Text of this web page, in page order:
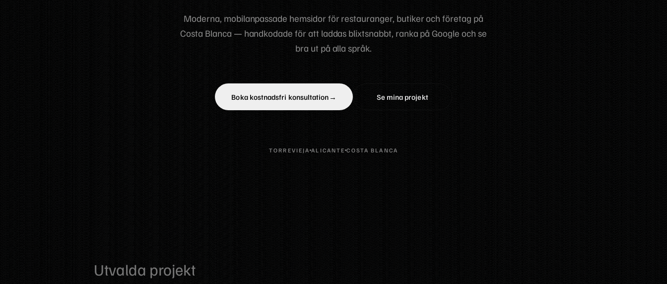
Moderna, mobilanpassade hemsidor för restauranger, butiker och företag på
Costa Blanca — handkodade för att laddas blixtsnabbt, ranka på Google och se
bra ut på alla språk.
Boka kostnadsfri konsultation → Se mina projekt
TORREVIEJA ALICANTE COSTA BLANCA
Utvalda projekt